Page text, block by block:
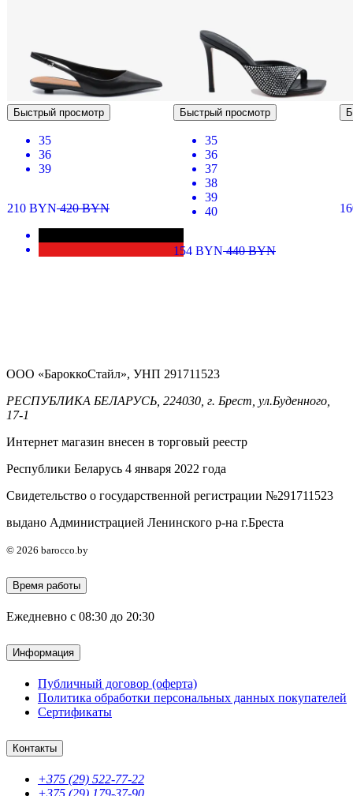
Быстрый просмотр
35
36
39
210 BYN420BYN
Быстрый просмотр
35
36
37
38
39
40
154 BYN440BYN
ООО «БароккоСтайл», УНП 291711523
РЕСПУБЛИКА БЕЛАРУСЬ, 224030, г. Брест, ул.Буденного,
17-1
Интернет магазин внесен в торговый реестр
Республики Беларусь 4 января 2022 года
Свидетельство о государственной регистрации №291711523
выдано Администрацией Ленинского р-на г.Бреста
© 2026 barocco.by
Время работы
Ежедневно с 08:30 до 20:30
Информация
Публичный договор (оферта)
Политика обработки персональных данных покупателей
Сертификаты
Контакты
+375 (29) 522-77-22
+375 (29) 179-37-90